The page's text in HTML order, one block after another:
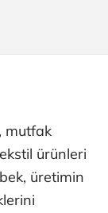
mutfak
ürünleri
üretimin